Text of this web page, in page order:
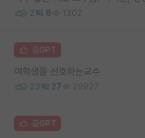
2 8 1302
김GPT
여학생을 선호하는교수
23 27 29927
김GPT